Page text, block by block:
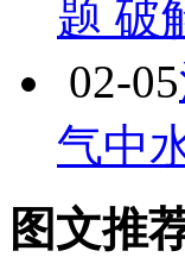
题 破
02-05
气中
图文推